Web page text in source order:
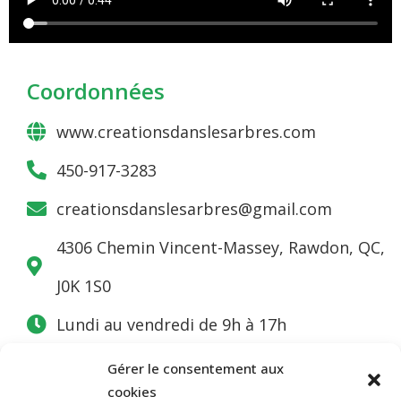
Gérer le consentement aux
cookies
Coordonnées
www.creationsdanslesarbres.com
450-917-3283
creationsdanslesarbres@gmail.com
4306 Chemin Vincent-Massey, Rawdon, QC,
J0K 1S0
Lundi au vendredi de 9h à 17h